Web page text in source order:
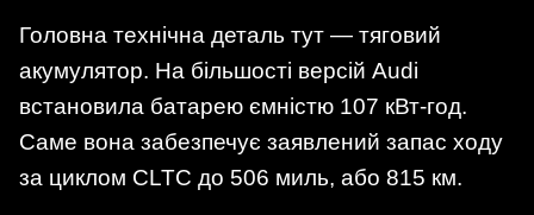
Головна технічна деталь тут — тяговий
акумулятор. На більшості версій Audi
встановила батарею ємністю 107 кВт-год.
Саме вона забезпечує заявлений запас ходу
за циклом CLTC до 506 миль, або 815 км.